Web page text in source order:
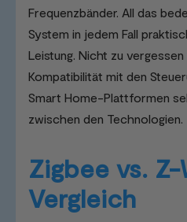
Frequenzbänder. All das
System in jedem Fall
Leistung. Nicht zu
Kompatibilität mit den
Smart Home-Plattformen
zwischen den Technologien.
Zigbee vs. Z-
Vergleich